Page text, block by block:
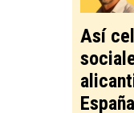
Así